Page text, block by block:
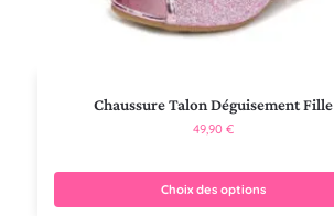
Chaussure Talon Déguisement Fille
49,90€
Choix des options